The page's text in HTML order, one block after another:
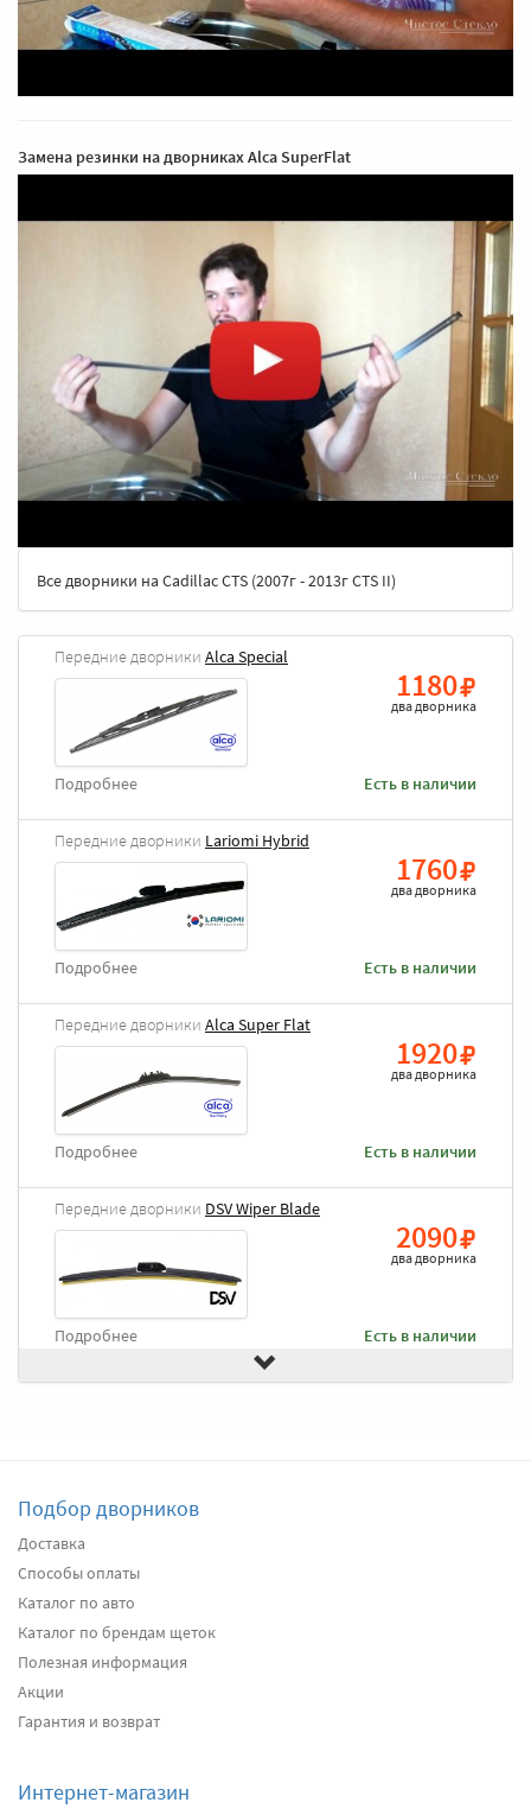
Замена резинки на дворниках Alca SuperFlat
Все дворники на Cadillac CTS (2007г - 2013г CTS II)
Передние дворники Alca Special
1180
два дворника
Есть в наличии
Подробнее
Передние дворники Lariomi Hybrid
1760
два дворника
Есть в наличии
Подробнее
Передние дворники Alca Super Flat
1920
два дворника
Есть в наличии
Подробнее
Передние дворники DSV Wiper Blade
2090
два дворника
Есть в наличии
Подробнее
Подробнее
Передние дворники
Подробнее
Подбор дворников
Доставка
Способы оплаты
Каталог по авто
Каталог по брендам щеток
Полезная информация
Акции
Гарантия и возврат
Интернет-магазин